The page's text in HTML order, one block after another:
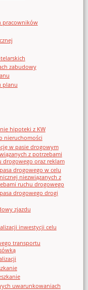
pracowników
zabudowy
planu
hipoteki z KW
nieruchomości
w pasie drogowym
z potrzebami
drogowego oraz reklam
drogowego w celu
niezwiązanych z
ruchu drogowego
drogowego drogi
zjazdu
inwestycji celu
transportu
uwarunkowaniach